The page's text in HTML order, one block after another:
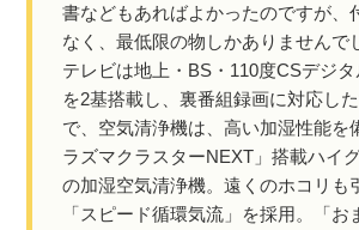
書などもあればよかったのですが、
なく、最低限の物しかありませんで
テレビは地上・BS・110度CSデジ
を2基搭載し、裏番組録画に対応し
で、空気清浄機は、高い加湿性能を
ラズマクラスターNEXT」搭載ハイ
の加湿空気清浄機。遠くのホコリも
「スピード循環気流」を採用。「お